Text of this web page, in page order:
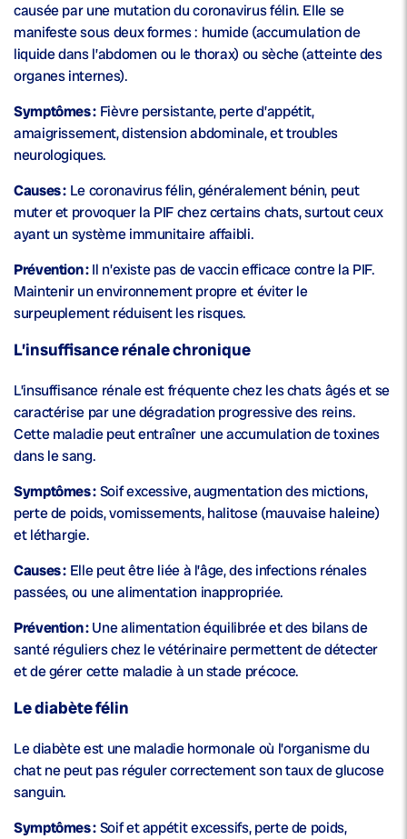
causée par une mutation du coronavirus félin. Elle se
manifeste sous deux formes : humide (accumulation de
liquide dans l’abdomen ou le thorax) ou sèche (atteinte des
organes internes).
Symptômes : Fièvre persistante, perte d’appétit,
amaigrissement, distension abdominale, et troubles
neurologiques.
Causes : Le coronavirus félin, généralement bénin, peut
muter et provoquer la PIF chez certains chats, surtout ceux
ayant un système immunitaire affaibli.
Prévention :Il n’existe pas de vaccin efficace contre la PIF.
Maintenir un environnement propre et éviter le
surpeuplement réduisent les risques.
L’insuffisance rénale chronique
L’insuffisance rénale est fréquente chez les chats âgés et se
caractérise par une dégradation progressive des reins.
Cette maladie peut entraîner une accumulation de toxines
dans le sang.
Symptômes :Soif excessive, augmentation des mictions,
perte de poids, vomissements, halitose (mauvaise haleine)
et léthargie.
Causes : Elle peut être liée à l’âge, des infections rénales
passées, ou une alimentation inappropriée.
Prévention :Une alimentation équilibrée et des bilans de
santé réguliers chez le vétérinaire permettent de détecter
et de gérer cette maladie à un stade précoce.
Le diabète félin
Le diabète est une maladie hormonale où l’organisme du
chat ne peut pas réguler correctement son taux de glucose
sanguin.
Symptômes :Soif et appétit excessifs, perte de poids,